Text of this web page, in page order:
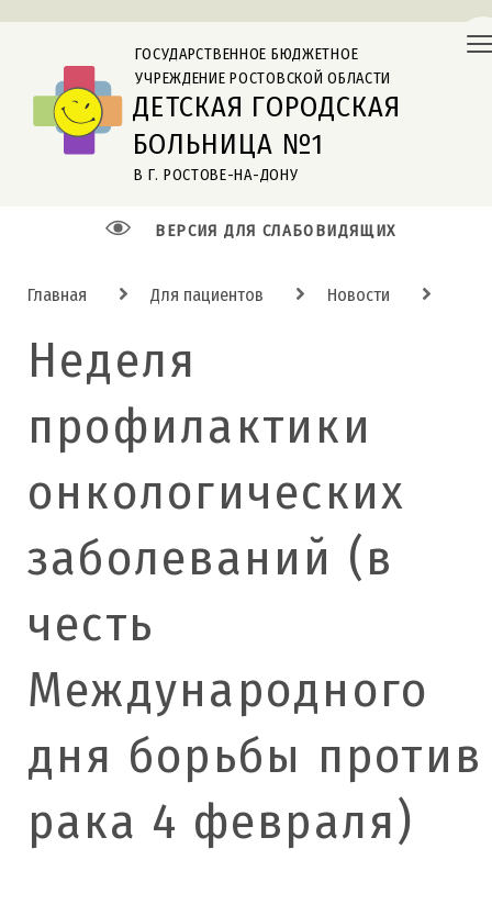
ДЕТСКАЯ ГОРОДСКАЯ
В Г. РОСТОВЕ-НА-ДОНУ
ГОСУДАРСТВЕННОЕ БЮДЖЕТНОЕ
УЧРЕЖДЕНИЕ РОСТОВСКОЙ ОБЛАСТИ
БОЛЬНИЦА №1
ВЕРСИЯ ДЛЯ СЛАБОВИДЯЩИХ
Главная Для пациентов Новости
Неделя
профилактики
онкологических
заболеваний (в
честь
Международного
дня борьбы против
рака 4 февраля)